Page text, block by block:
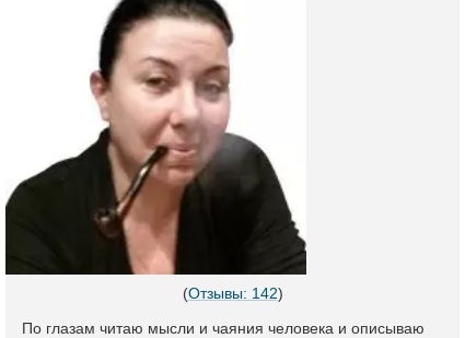
(Отзывы: 142)
По глазам читаю мысли и чаяния человека и описываю